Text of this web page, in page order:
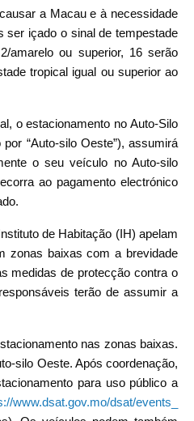
a Macau e à necessidade
ser içado o sinal de tempestade
amarelo ou superior, 16 serão
tropical igual ou superior ao
o estacionamento no Auto-Silo
“Auto-silo Oeste”), assumirá
o seu veículo no Auto-silo
ao pagamento electrónico
de Habitação (IH) apelam
zonas baixas com a brevidade
medidas de protecção contra o
terão de assumir a
nas zonas baixas.
silo Oeste. Após coordenação,
para uso público a
www.dsat.gov.mo/dsat/events_